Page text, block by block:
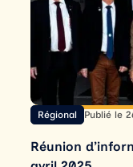
Régional Publié le
Réunion